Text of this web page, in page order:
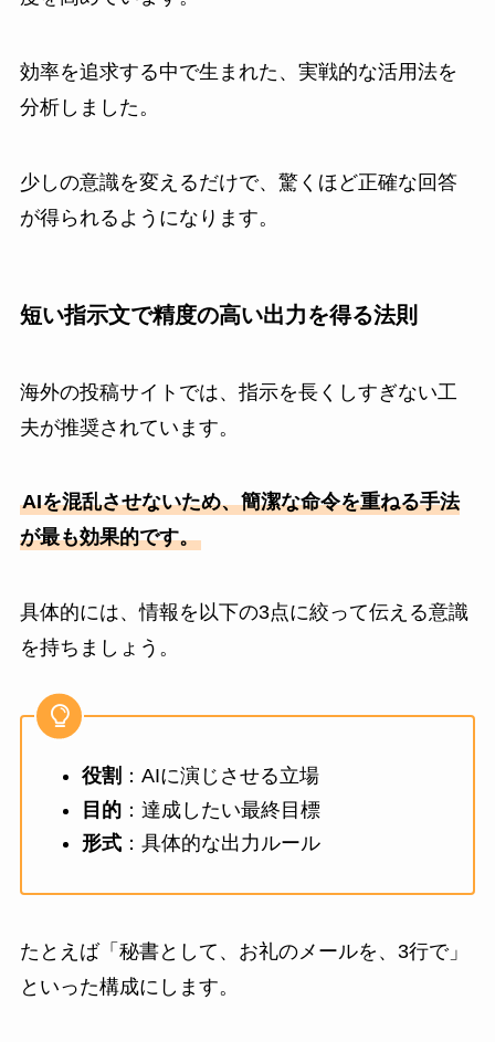
効率を追求する中で生まれた、実戦的な活用法を
分析しました。
少しの意識を変えるだけで、驚くほど正確な回答
が得られるようになります。
短い指示文で精度の高い出力を得る法則
海外の投稿サイトでは、指示を長くしすぎない工
夫が推奨されています。
AIを混乱させないため、簡潔な命令を重ねる手法
が最も効果的です。
具体的には、情報を以下の3点に絞って伝える意識
を持ちましょう。
役割 ：AIに演じさせる立場
目的：達成したい最終目標
形式：具体的な出力ルール
たとえば「秘書として、お礼のメールを、3行で」
といった構成にします。